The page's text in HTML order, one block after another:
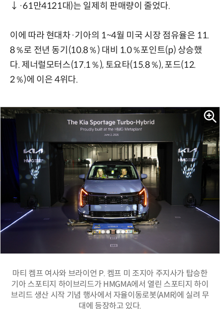
↓·61만4121대)는 일제히 판매량이 줄었다.
이에 따라 현대차·기아의 1~4월 미국 시장 점유율은 11.
8％로 전년 동기(10.8％) 대비 1.0％포인트(p) 상승했
다. 제너럴모터스(17.1％), 토요타(15.8％), 포드(12.
2％)에 이은 4위다.
마티 켐프 여사와 브라이언 P. 켐프 미 조지아 주지사가 탑승한
기아 스포티지 하이브리드가 HMGMA에서 열린 스포티지 하이
브리드 생산 시작 기념 행사에서 자율이동로봇(AMR)에 실려 무
대에 등장하고 있다.